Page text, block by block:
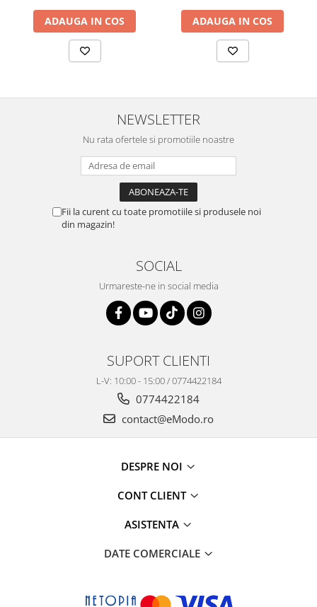
ADAUGA IN COS ADAUGA IN COS
NEWSLETTER
Nu rata ofertele si promotiile noastre
Fii la curent cu toate promotiile si produsele noi
din magazin!
SOCIAL
Urmareste-ne in social media
SUPORT CLIENTI
L-V: 10:00 - 15:00 / 0774422184
0774422184
contact@eModo.ro
DESPRE NOI
CONT CLIENT
ASISTENTA
DATE COMERCIALE